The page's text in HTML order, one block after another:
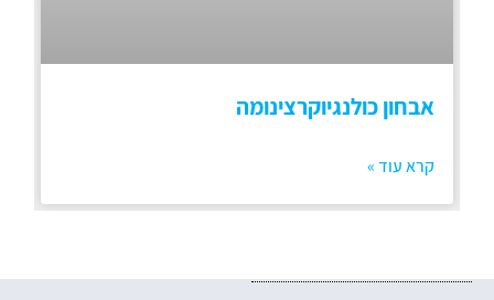
אבחון כולנגיוקרצינומה
קרא עוד »